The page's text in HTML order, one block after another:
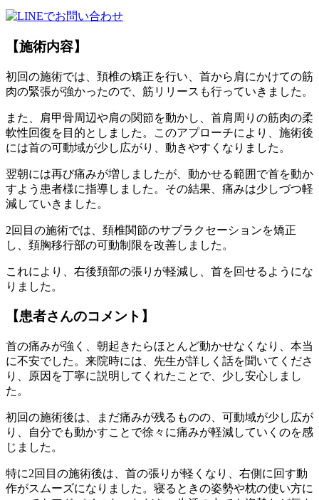
【施術内容】
初回の施術では、頚椎の矯正を行い、首から肩にかけての筋
肉の緊張が強かったので、筋リリースも行っていきました。
また、肩甲骨周辺や肩の関節を動かし、首肩周りの筋肉の柔
軟性回復を目的としました。このアプローチにより、施術後
には首の可動域が少し広がり、動きやすくなりました。
翌朝には再び痛みが増しましたが、動かせる範囲で首を動か
すよう患者様に指導しました。その結果、痛みは少しづつ軽
減していきました。
2回目の施術では、頚椎関節のサブラクセーションを矯正
し、頚胸移行部の可動制限を改善しました。
これにより、右後頚部の張りが軽減し、首を回せるようにな
りました。
【患者さんのコメント】
首の痛みが強く、朝起きたらほとんど動かせなくなり、本当
に不安でした。来院時には、先生が詳しく話を聞いてくださ
り、原因を丁寧に説明してくれたことで、少し安心しまし
た。
初回の施術後は、まだ痛みが残るものの、可動域が少し広が
り、自分でも動かすことで徐々に痛みが軽減していくのを感
じました。
特に2回目の施術後は、首の張りが軽くなり、右側に回す動
作がスムーズになりました。寝るときの姿勢や枕の使い方に